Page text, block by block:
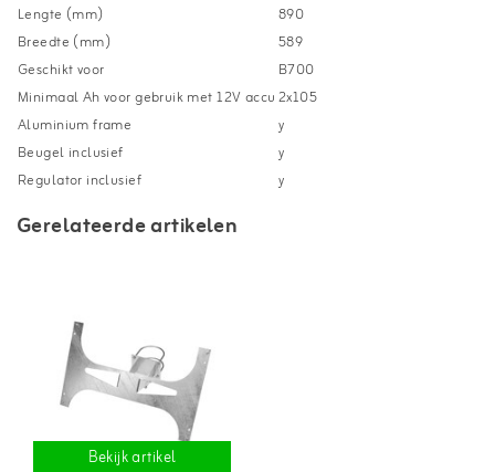
Lengte (mm)
890
Breedte (mm)
589
Geschikt voor
B700
Minimaal Ah voor gebruik met 12V accu2x105
Aluminium frame
y
Beugel inclusief
y
Regulator inclusief
y
Gerelateerde artikelen
Bekijk artikel